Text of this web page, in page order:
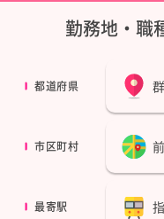
勤務地・職
都道府県
市区町村
最寄駅